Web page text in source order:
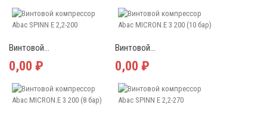
Винтовой...
0,00 ₽
Винтовой...
0,00 ₽